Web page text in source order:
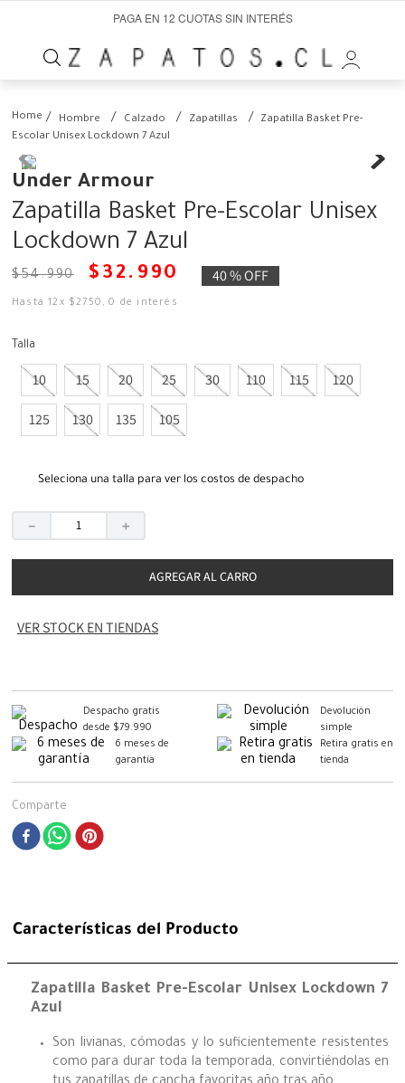
PAGA EN 12 CUOTAS SIN INTERÉS
Hombre Calzado Zapatillas
Zapatilla Basket Pre-
Escolar Unisex Lockdown 7 Azul
Under Armour
Zapatilla Basket Pre-Escolar Unisex
Lockdown 7 Azul
$54.990 $ 32. 990 40 %OFF
Hasta12 x $2750 ,0 de interés
Talla
10 15 20 25 30 110 115 120
125 130 135 105
Seleciona una talla para ver los costos de despacho
＋
－
AGREGAR AL CARRO
VER STOCK EN TIENDAS
Despacho gratis
desde $79.990
Devolución
simple
6 meses de
garantía
Retira gratis en
tienda
Comparte
Características del Producto
Zapatilla Basket Pre-Escolar Unisex Lockdown 7
Azul
Son livianas, cómodas y lo suficientemente resistentes
como para durar toda la temporada, convirtiéndolas en